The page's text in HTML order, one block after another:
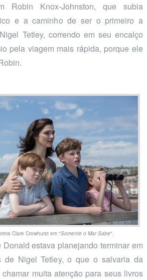
Robin Knox-Johnston, que subia
e a caminho de ser o primeiro a
Tetley, correndo em seu encalço
pela viagem mais rápida, porque ele
Clare Crowhurst em "Somente o Mar Sabe".
estava planejando terminar em
de Nigel Tetley, o que o salvaria da
muita atenção para seus livros